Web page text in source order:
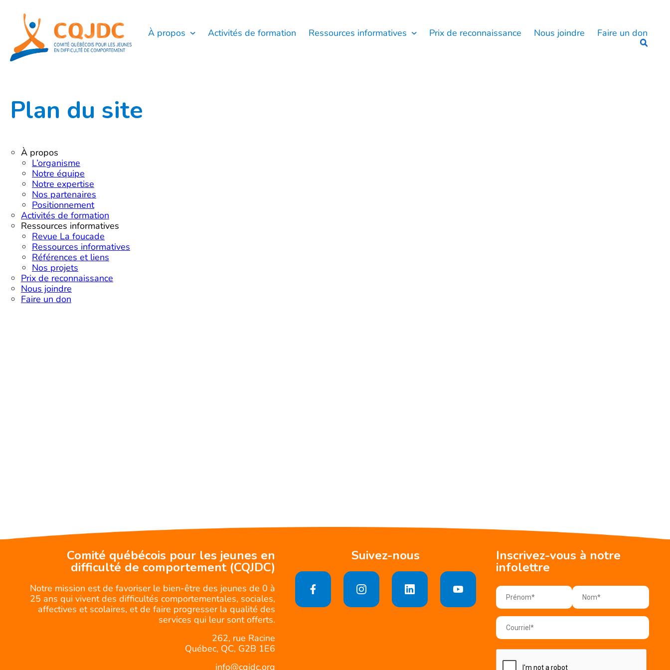
contenu
À propos Activités de formation Ressources informatives Prix de reconnaissance Nous joindre Faire un don
Plan du site
À propos
L’organisme
Notre équipe
Notre expertise
Nos partenaires
Positionnement
Activités de formation
Ressources informatives
Revue La foucade
Ressources informatives
Références et liens
Nos projets
Prix de reconnaissance
Nous joindre
Faire un don
Comité québécois pour les jeunes en
difficulté de comportement (CQJDC)
Notre mission est de favoriser le bien-être des jeunes de 0 à
25 ans qui vivent des difficultés comportementales, sociales,
affectives et scolaires, et de faire progresser la qualité des
services qui leur sont offerts.
262, rue Racine
Québec, QC, G2B 1E6
info@cqjdc.org
Suivez-nous Inscrivez-vous à notre
infolettre